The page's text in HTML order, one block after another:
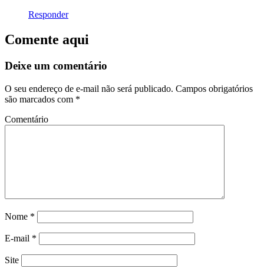
Responder
Comente aqui
Deixe um comentário
O seu endereço de e-mail não será publicado. Campos obrigatórios
são marcados com *
Comentário
Nome *
E-mail *
Site